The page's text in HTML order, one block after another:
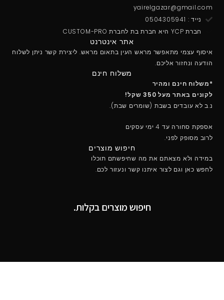
yairelgazar@gmail.com
נייד : 0504305941
חברת YCP היא חברת בת לחברת CUSTOM-PRO
אתר אינטרנט
איסוף עצמי מתאפשר מראש העין בתאום מראש. ליצירת קשר ניתן לשלוח
הודעה ונחזור אליכם.
משלוח חינם
*משלוח חינם ומהיר
לקונים באתר מעל 350 שקל!
נ.ב לא עובדים בשבת (שומרים שבת).
אספקת סחורה עד 4 ימי עסקים
לרוב מסופק לפני.
חיפוש מוצרים
במידה ולא מצאתם את מה שחיפשתם תוכלו
לחפש כאן וגם לצור איתנו קשר ונעזור לכם.
חיפוש מוצרים בקלות.